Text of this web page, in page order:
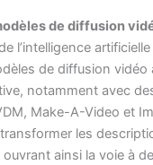
de diffusion
l’intelligence
de diffusion vidéo
notamment avec
Make-A-Video et
les
ainsi la voie à